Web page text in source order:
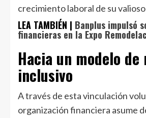
crecimiento laboral de su
LEA TAMBIÉN | Banplus impulsó
financieras en la Expo
Hacia un modelo de
inclusivo
A través de esta vinculación
organización financiera asume